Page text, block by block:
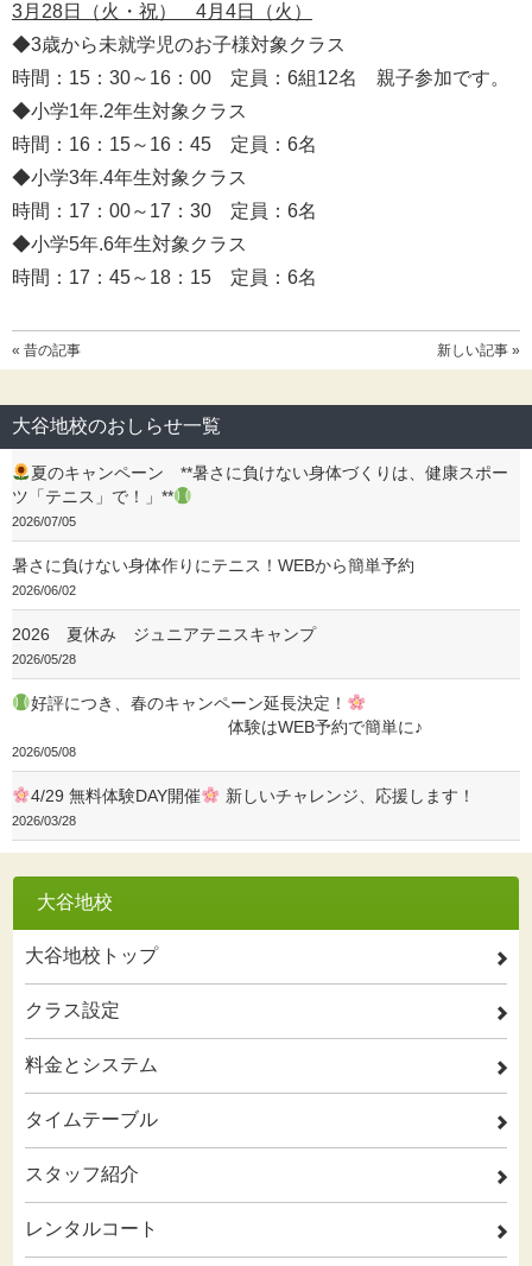
3月28日（火・祝） 4月4日（火）
◆3歳から未就学児のお子様対象クラス
時間：15：30～16：00 定員：6組12名 親子参加です。
◆小学1年.2年生対象クラス
時間：16：15～16：45 定員：6名
◆小学3年.4年生対象クラス
時間：17：00～17：30 定員：6名
◆小学5年.6年生対象クラス
時間：17：45～18：15 定員：6名
« 昔の記事 新しい記事 »
大谷地校のおしらせ一覧
夏のキャンペーン **暑さに負けない身体づくりは、健康スポー
ツ「テニス」で！」**
2026/07/05
暑さに負けない身体作りにテニス！WEBから簡単予約
2026/06/02
2026 夏休み ジュニアテニスキャンプ
2026/05/28
好評につき、春のキャンペーン延長決定！
体験はWEB予約で簡単に♪
2026/05/08
4/29 無料体験DAY開催 新しいチャレンジ、応援します！
2026/03/28
大谷地校
大谷地校トップ 2
クラス設定 2
料金とシステム 2
タイムテーブル 2
スタッフ紹介 2
レンタルコート 2